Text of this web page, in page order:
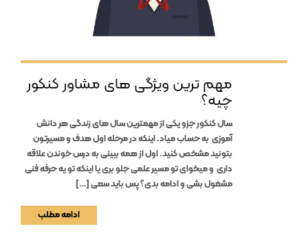
مهم ترین ویژگی های مشاور کنکور
چیه؟
سال کنکور جزو یکی از مهمترین سال های زندگی هر دانش
آموزی به حساب میاد. اینکه در مرحله اول هدف و مسیرتون
بتونید مشخص کنید. اول از همه ببینی به درس خوندن علاقه
داری و میخوای تو مسیر علمی جلو بری یا اینکه تو یه حرفه فنی
مشغول بشی و ادامه بدی؟ پس باید سعی […]
ادامه مطلب